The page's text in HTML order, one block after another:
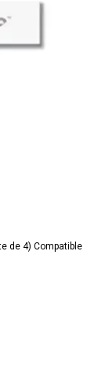
de 4) Compatible